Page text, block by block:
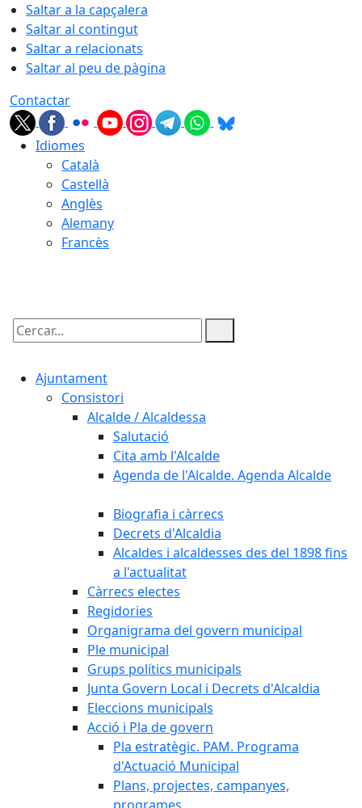
Saltar a la capçalera
Saltar al contingut
Saltar a relacionats
Saltar al peu de pàgina
Contactar
Idiomes
Català
Castellà
Anglès
Alemany
Francès
Cercar:
Ajuntament
Consistori
Alcalde / Alcaldessa
Salutació
Cita amb l'Alcalde
Agenda de l'Alcalde. Agenda Alcalde
Biografia i càrrecs
Decrets d'Alcaldia
Alcaldes i alcaldesses des del 1898 fins
a l'actualitat
Càrrecs electes
Regidories
Organigrama del govern municipal
Ple municipal
Grups polítics municipals
Junta Govern Local i Decrets d'Alcaldia
Eleccions municipals
Acció i Pla de govern
Pla estratègic. PAM. Programa
d'Actuació Municipal
Plans, projectes, campanyes,